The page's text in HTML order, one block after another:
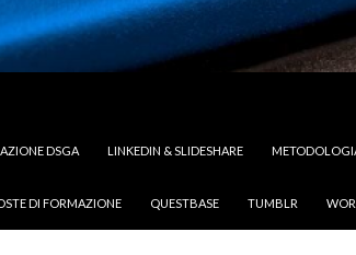
DSGA LINKEDIN & SLIDESHARE
DI FORMAZIONE QUESTBASE TUMBLR